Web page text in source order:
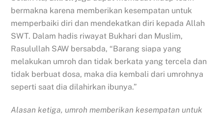
bermakna karena memberikan kesempatan untuk
memperbaiki diri dan mendekatkan diri kepada Allah
SWT. Dalam hadis riwayat Bukhari dan Muslim,
Rasulullah SAW bersabda, “Barang siapa yang
melakukan umroh dan tidak berkata yang tercela dan
tidak berbuat dosa, maka dia kembali dari umrohnya
seperti saat dia dilahirkan ibunya.”
Alasan ketiga, umroh memberikan kesempatan untuk